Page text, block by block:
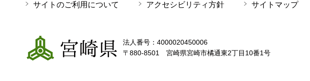
サイトのご利用について アクセシビリティ方針 サイトマップ
宮崎県
法人番号：4000020450006
〒880-8501 宮崎県宮崎市橘通東2丁目10番1号